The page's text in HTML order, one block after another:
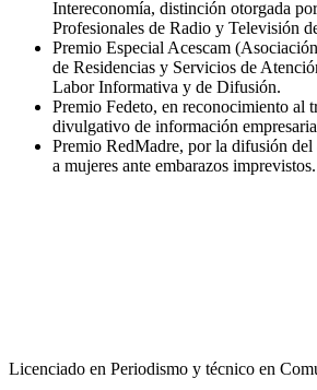
Intereconomía, distinción otorgada
Profesionales de Radio y Televisión
Premio Especial Acescam
de Residencias y Servicios de
Labor Informativa y de Difusión.
Premio Fedeto, en reconocimiento al
divulgativo de información
Premio RedMadre, por la difusión del
a mujeres ante embarazos imprevistos.
Licenciado en Periodismo y técnico en